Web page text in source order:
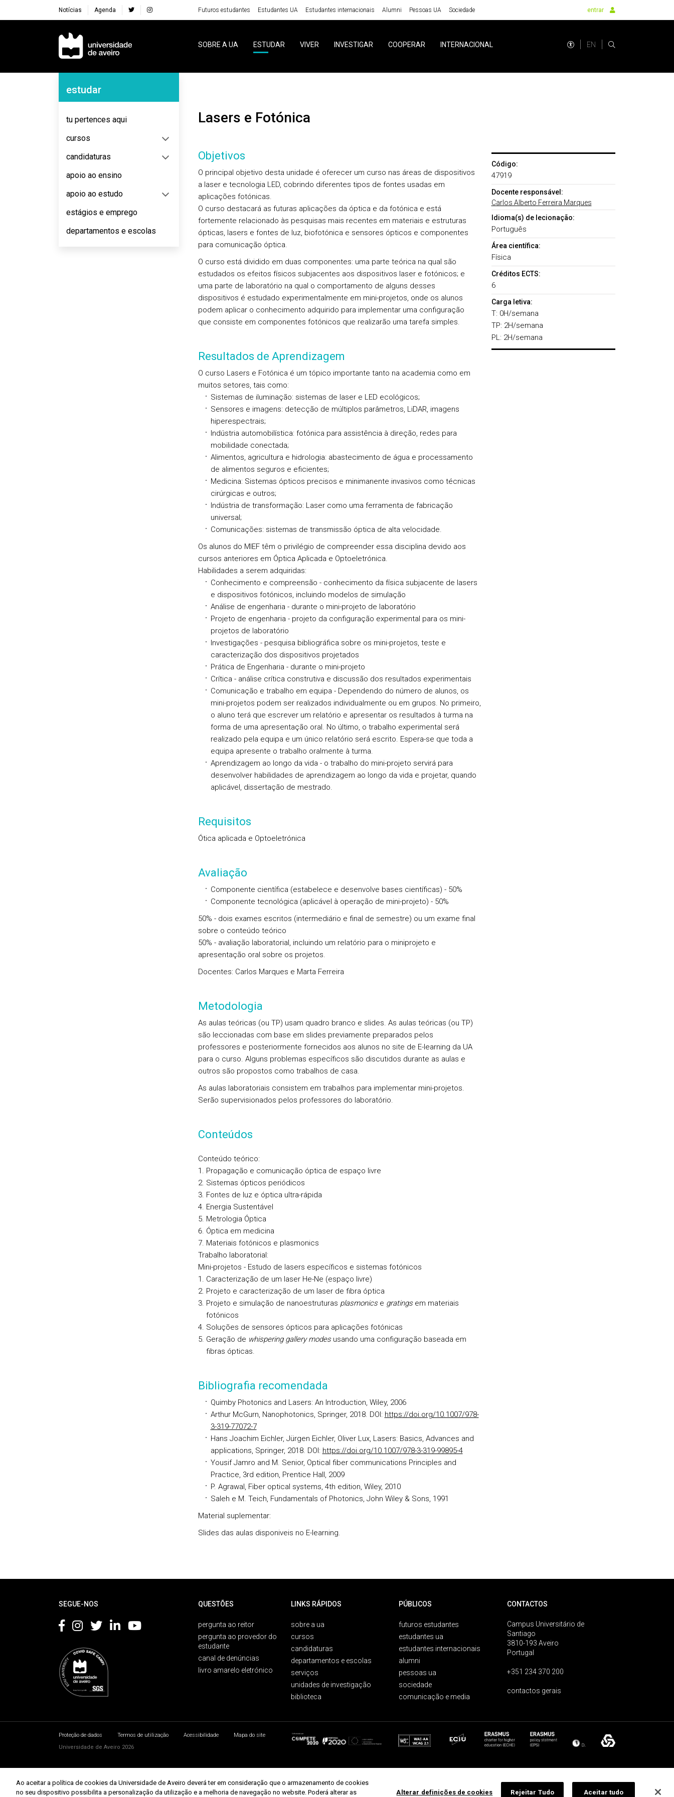
Notícias Agenda Futuros estudantes Estudantes UA Estudantes internacionais Alumni Pessoas UA Sociedade entrar
Navegação Principal
SOBRE A UA ESTUDAR VIVER INVESTIGAR COOPERAR INTERNACIONAL EN
Navegação Lateral
estudar
tu pertences aqui
cursos
candidaturas
apoio ao ensino
apoio ao estudo
estágios e emprego
departamentos e escolas
Lasers e Fotónica
Objetivos
O principal objetivo desta unidade é oferecer um curso nas áreas de dispositivos
a laser e tecnologia LED, cobrindo diferentes tipos de fontes usadas em
aplicações fotónicas.
O curso destacará as futuras aplicações da óptica e da fotónica e está
fortemente relacionado às pesquisas mais recentes em materiais e estruturas
ópticas, lasers e fontes de luz, biofotónica e sensores ópticos e componentes
para comunicação óptica.
O curso está dividido em duas componentes: uma parte teórica na qual são
estudados os efeitos físicos subjacentes aos dispositivos laser e fotónicos; e
uma parte de laboratório na qual o comportamento de alguns desses
dispositivos é estudado experimentalmente em mini-projetos, onde os alunos
podem aplicar o conhecimento adquirido para implementar uma configuração
que consiste em componentes fotónicos que realizarão uma tarefa simples.
Resultados de Aprendizagem
O curso Lasers e Fotónica é um tópico importante tanto na academia como em
muitos setores, tais como:
Sistemas de iluminação: sistemas de laser e LED ecológicos;
Sensores e imagens: detecção de múltiplos parâmetros, LiDAR, imagens
hiperespectrais;
Indústria automobilística: fotónica para assistência à direção, redes para
mobilidade conectada;
Alimentos, agricultura e hidrologia: abastecimento de água e processamento
de alimentos seguros e eficientes;
Medicina: Sistemas ópticos precisos e minimanente invasivos como técnicas
cirúrgicas e outros;
Indústria de transformação: Laser como uma ferramenta de fabricação
universal;
Comunicações: sistemas de transmissão óptica de alta velocidade.
Os alunos do MIEF têm o privilégio de compreender essa disciplina devido aos
cursos anteriores em Óptica Aplicada e Optoeletrónica.
Habilidades a serem adquiridas:
Conhecimento e compreensão - conhecimento da física subjacente de lasers
e dispositivos fotónicos, incluindo modelos de simulação
Análise de engenharia - durante o mini-projeto de laboratório
Projeto de engenharia - projeto da configuração experimental para os mini-
projetos de laboratório
Investigações - pesquisa bibliográfica sobre os mini-projetos, teste e
caracterização dos dispositivos projetados
Prática de Engenharia - durante o mini-projeto
Crítica - análise crítica construtiva e discussão dos resultados experimentais
Comunicação e trabalho em equipa - Dependendo do número de alunos, os
mini-projetos podem ser realizados individualmente ou em grupos. No primeiro,
o aluno terá que escrever um relatório e apresentar os resultados à turma na
forma de uma apresentação oral. No último, o trabalho experimental será
realizado pela equipa e um único relatório será escrito. Espera-se que toda a
equipa apresente o trabalho oralmente à turma.
Aprendizagem ao longo da vida - o trabalho do mini-projeto servirá para
desenvolver habilidades de aprendizagem ao longo da vida e projetar, quando
aplicável, dissertação de mestrado.
Requisitos
Ótica aplicada e Optoeletrónica
Avaliação
Componente científica (estabelece e desenvolve bases científicas) - 50%
Componente tecnológica (aplicável à operação de mini-projeto) - 50%
50% - dois exames escritos (intermediário e final de semestre) ou um exame final
sobre o conteúdo teórico
50% - avaliação laboratorial, incluindo um relatório para o miniprojeto e
apresentação oral sobre os projetos.
Docentes: Carlos Marques e Marta Ferreira
Metodologia
As aulas teóricas (ou TP) usam quadro branco e slides. As aulas teóricas (ou TP)
são leccionadas com base em slides previamente preparados pelos
professores e posteriormente fornecidos aos alunos no site de E-learning da UA
para o curso. Alguns problemas específicos são discutidos durante as aulas e
outros são propostos como trabalhos de casa.
As aulas laboratoriais consistem em trabalhos para implementar mini-projetos.
Serão supervisionados pelos professores do laboratório.
Conteúdos
Conteúdo teórico:
Propagação e comunicação óptica de espaço livre
Sistemas ópticos periódicos
Fontes de luz e óptica ultra-rápida
Energia Sustentável
Metrologia Óptica
Óptica em medicina
Materiais fotónicos e plasmonics
Trabalho laboratorial:
Mini-projetos - Estudo de lasers específicos e sistemas fotónicos
Caracterização de um laser He-Ne (espaço livre)
Projeto e caracterização de um laser de fibra óptica
Projeto e simulação de nanoestruturas plasmonicse gratingsem materiais
fotónicos
Soluções de sensores ópticos para aplicações fotónicas
Geração de whispering gallery modesusando uma configuração baseada em
fibras ópticas.
Bibliografia recomendada
Quimby Photonics and Lasers: An Introduction, Wiley, 2006
Arthur McGurn, Nanophotonics, Springer, 2018. DOI: https://doi.org/10.1007/978-
3-319-77072-7
Hans Joachim Eichler, Jürgen Eichler, Oliver Lux, Lasers: Basics, Advances and
applications, Springer, 2018. DOI: https://doi.org/10.1007/978-3-319-99895-4
Yousif Jamro and M. Senior, Optical fiber communications Principles and
Practice, 3rd edition, Prentice Hall, 2009
P. Agrawal, Fiber optical systems, 4th edition, Wiley, 2010
Saleh e M. Teich, Fundamentals of Photonics, John Wiley & Sons, 1991
Material suplementar:
Slides das aulas disponiveis no E-learning.
Código:
47919
Docente responsável:
Carlos Alberto Ferreira Marques
Idioma(s) de lecionação:
Português
Área científica:
Física
Créditos ECTS:
6
Carga letiva:
T: 0H/semana
TP: 2H/semana
PL: 2H/semana
SEGUE-NOS QUESTÕES
pergunta ao reitor
pergunta ao provedor do
estudante
canal de denúncias
livro amarelo eletrónico
LINKS RÁPIDOS
sobre a ua
cursos
candidaturas
departamentos e escolas
serviços
unidades de investigação
biblioteca
PÚBLICOS
futuros estudantes
estudantes ua
estudantes internacionais
alumni
pessoas ua
sociedade
comunicação e media
CONTACTOS
Campus Universitário de
Santiago
3810-193 Aveiro
Portugal
+351 234 370 200
contactos gerais
Proteção de dados Termos de utilização Acessibilidade
Mapa do site
Universidade de Aveiro 2026
Ao aceitar a política de cookies da Universidade de Aveiro deverá ter em consideração que o armazenamento de cookies
no seu dispositivo possibilita a personalização da utilização e a melhoria de navegação no website. Poderá alterar as
Alterar definições de cookies Rejeitar Tudo Aceitar tudo